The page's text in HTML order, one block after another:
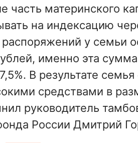
часть материнского
на индексацию
у семьи
именно эта
В результате
средствами в
руководитель
России Дмитрий